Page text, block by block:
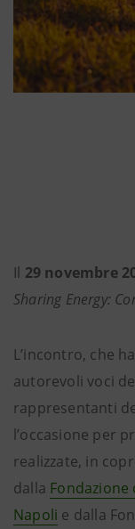
Il 29 novembre
Sharing Energy:
L’incontro, che
autorevoli voci
rappresentanti
l’occasione per
realizzate, in
dalla Fondazione
Napoli e dalla